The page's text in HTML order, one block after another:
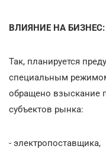
ВЛИЯНИЕ НА БИЗНЕС:
Так, планируется
специальным
обращено взыскание
субъектов рынка:
- электропоставщика,